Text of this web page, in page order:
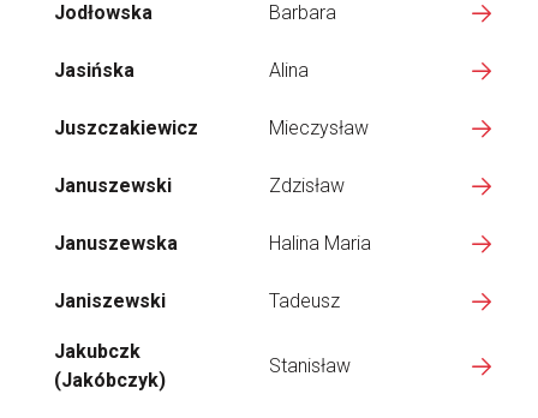
Jodłowska Barbara
Jasińska Alina
Juszczakiewicz Mieczysław
Januszewski Zdzisław
Januszewska Halina Maria
Janiszewski Tadeusz
Jakubczk
(Jakóbczyk)
Stanisław